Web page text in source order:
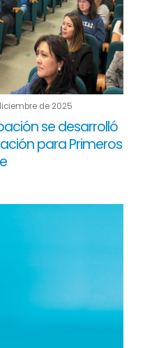
de 2025
se desarrolló
para Primeros